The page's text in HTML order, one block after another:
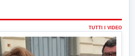
TUTTI I VIDEO